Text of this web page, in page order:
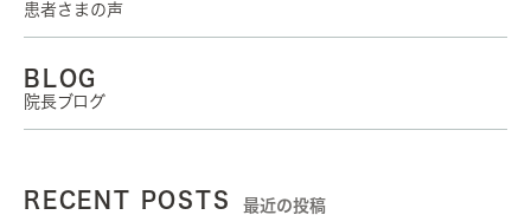
患者さまの声
BLOG
院長ブログ
RECENT POSTS 最近の投稿